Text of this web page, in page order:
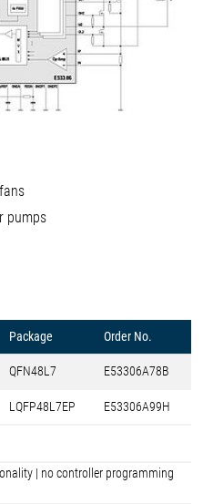
pumps
Package Order No.
QFN48L7 E53306A78B
LQFP48L7EP E53306A99H
| no controller programming